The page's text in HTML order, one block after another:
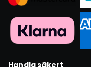
Handla säkert